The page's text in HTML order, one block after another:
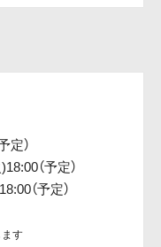
定）
（予定）
（予定）
す